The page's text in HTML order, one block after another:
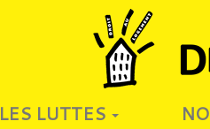
LES LUTTES